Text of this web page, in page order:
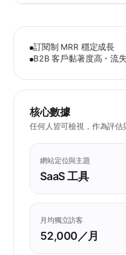
訂閱制 MRR 穩定成長
B2B 客戶黏著度高・流
核心數據
任何人皆可檢視，作為評估
網站定位與主題
SaaS 工具
月均獨立訪客
52,000／月